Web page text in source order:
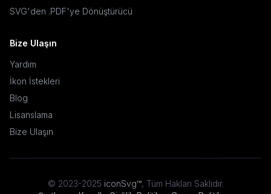
SVG'den .PDF'ye Dönüştürücü
Bize Ulaşın
Yardım
İkon İstekleri
Blog
Lisanslama
Bize Ulaşın
© 2023-2025 iconSvg™, Tüm Hakları Saklıdır.